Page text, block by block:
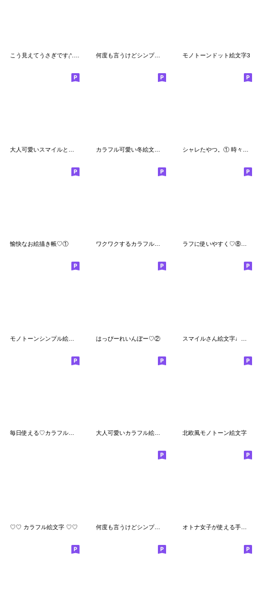
何度も言うけどシンプルです。② モノトーンドット絵文字3
愉快なお絵描き帳♡① ワクワクするカラフル絵文字♩ ラフに使いやすく♡⑧くすみカラー
はっぴーれいんぼー♡②
北欧風モノトーン絵文字
♡♡ カラフル絵文字 ♡♡ 何度も言うけどシンプルです。③ オトナ女子が使える手書き風シンプル絵文字